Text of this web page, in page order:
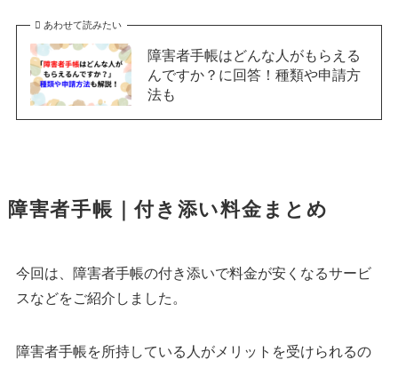
あわせて読みたい
障害者手帳はどんな人がもらえる
んですか？に回答！種類や申請方
法も
障害者手帳｜付き添い料金まとめ
今回は、障害者手帳の付き添いで料金が安くなるサービ
スなどをご紹介しました。
障害者手帳を所持している人がメリットを受けられるの